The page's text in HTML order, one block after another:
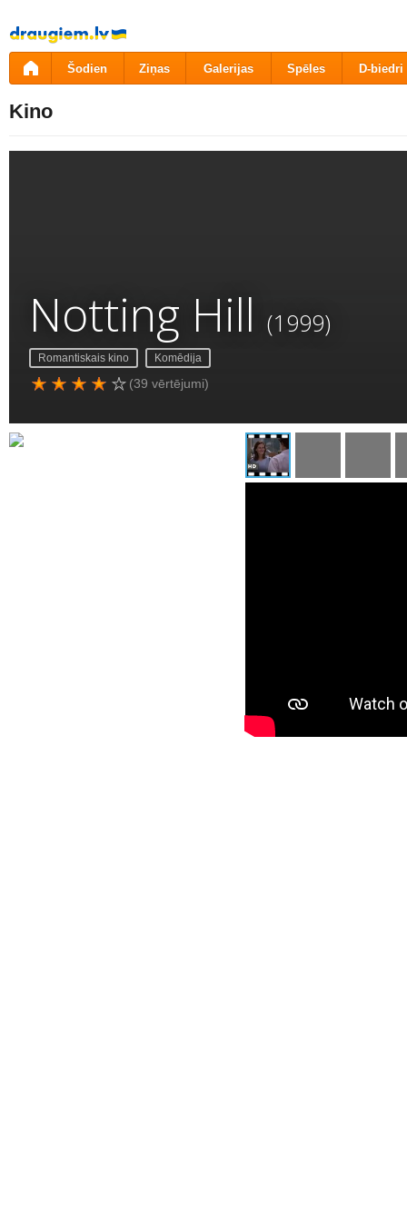
Pāriet
uz
saturu
Šodien Ziņas Galerijas Spēles D-biedri
Kino
Notting Hill (1999)
Romantiskais kino Komēdija
(39 vērtējumi)